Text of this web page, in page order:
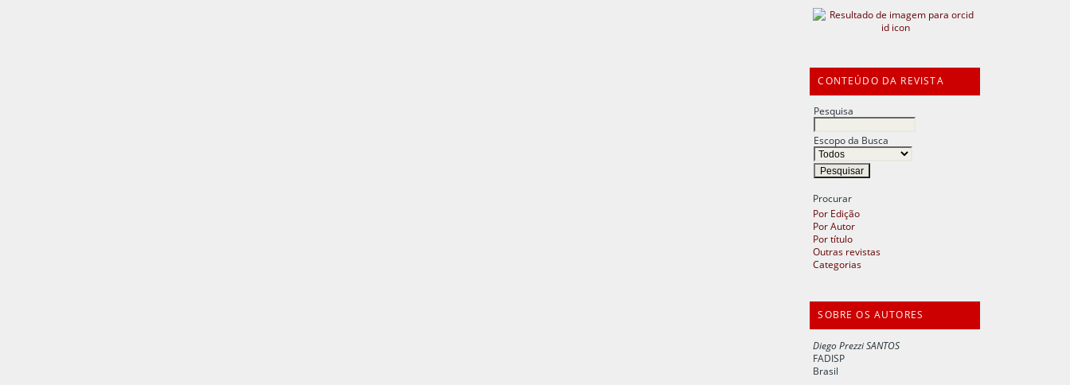
CONTEÚDO DA REVISTA
Pesquisa
Escopo da Busca
Procurar
Por Edição
Por Autor
Por título
Outras revistas
Categorias
SOBRE OS AUTORES
Diego Prezzi SANTOS
FADISP
Brasil